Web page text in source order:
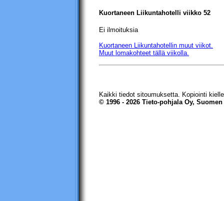
Kuortaneen Liikuntahotelli viikko 52
Ei ilmoituksia
Kuortaneen Liikuntahotellin muut viikot.
Muut lomakohteet tällä viikolla.
Kaikki tiedot sitoumuksetta. Kopiointi
© 1996 - 2026 Tieto-pohjala Oy,